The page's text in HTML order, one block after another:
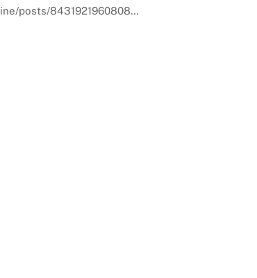
ine/posts/8431921960808…